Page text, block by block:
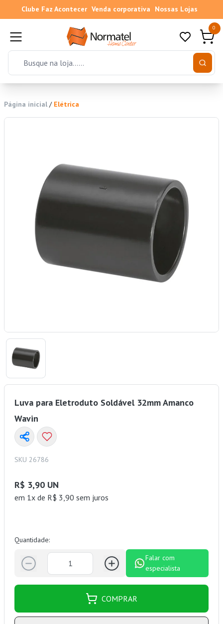
Clube Faz Acontecer Venda corporativa Nossas Lojas
0
Página inicial / Elétrica
Luva para Eletroduto Soldável 32mm Amanco
Wavin
SKU 26786
R$ 3,90 UN
em 1x de R$ 3,90 sem juros
Quantidade:
Falar com
especialista
COMPRAR